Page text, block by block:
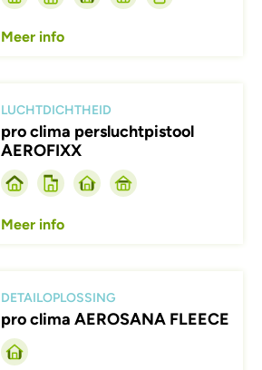
Meer info
LUCHTDICHTHEID
pro clima persluchtpistool
AEROFIXX
Meer info
DETAILOPLOSSING
pro clima AEROSANA FLEECE